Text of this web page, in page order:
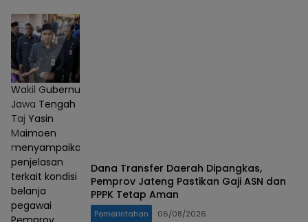
Wakil Gubernur
Jawa Tengah
Taj Yasin
Maimoen
menyampaikan
penjelasan
terkait kondisi
belanja
pegawai
Dana Transfer Daerah Dipangkas,
Pemprov Jateng Pastikan Gaji ASN dan
PPPK Tetap Aman
Pemerintahan 06/08/2026